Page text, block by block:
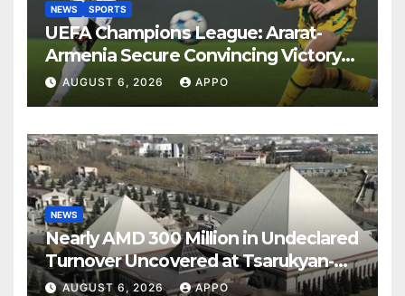
NEWS SPORTS
UEFA Champions League: Ararat-
Armenia Secure Convincing Victory
Over Shamrock Rovers 2-0
AUGUST 6, 2026 APPO
NEWS
Nearly AMD 300 Million in Undeclared
Turnover Uncovered at Tsarukyan-
Owned Entertainment Center
AUGUST 6, 2026 APPO